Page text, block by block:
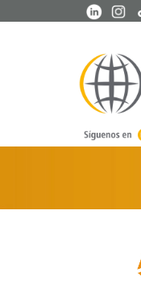
Pasar al contenido principal